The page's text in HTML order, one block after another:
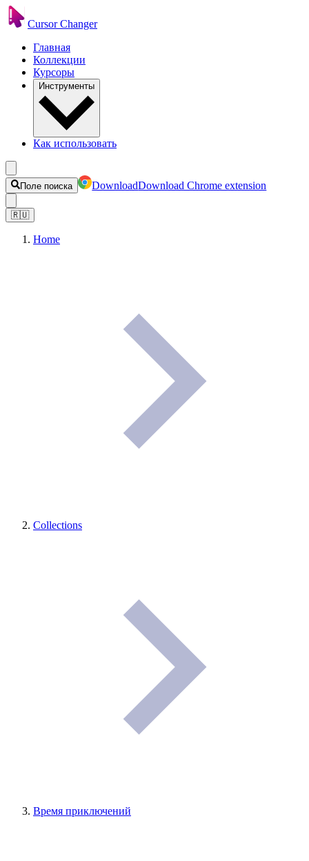
Cursor Changer
Главная
Коллекции
Курсоры
Инструменты
Как использовать
Поле поиска DownloadDownload Chrome extension
🇷🇺
Home
Collections
Время приключений